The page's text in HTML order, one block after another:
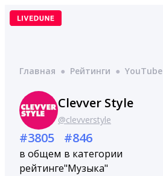
Перейти
Главная ● Рейтинги ● YouTube
Clevver Style
@clevverstyle
#3805
в общем
рейтинге
#846
в категории
"Музыка"